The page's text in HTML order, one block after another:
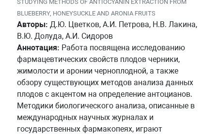
STUDYING METHODS OF ANTIOCYANIN EXTRACTION FROM
BLUEBERRY, HONEYSUCKLE AND ARONIA FRUITS
Авторы: Д.Ю. Цветков, А.И. Петрова, Н.В. Лакина,
В.Ю. Долуда, А.И. Сидоров
Аннотация: Работа посвящена исследованию
фармацевтических свойств плодов черники,
жимолости и аронии черноплодной, а также
обзору существующих методов анализа данных
плодов с акцентом на определение антоцианов.
Методики биологического анализа, описанные в
международных научных журналах и
государственных фармакопеях, играют